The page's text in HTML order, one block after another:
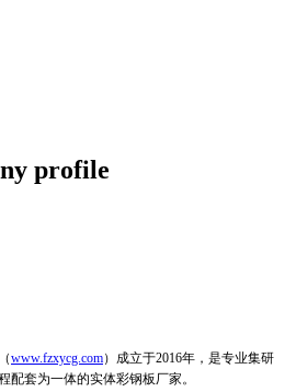
profile
（www.fzxycg.com） 成立于2016年，是专业集研
配套为一体的实体彩钢板厂家。